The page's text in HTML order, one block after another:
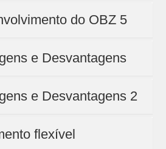
do OBZ 5
e Desvantagens
e Desvantagens 2
flexível